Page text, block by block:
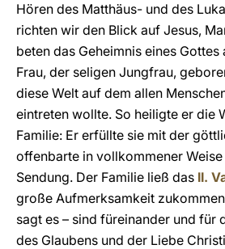
Hören des Matthäus- und des
richten wir den Blick auf Jesus,
beten das Geheimnis eines Gottes
Frau, der seligen Jungfrau,
diese Welt auf dem allen
eintreten wollte. So heiligte er die
Familie: Er erfüllte sie mit der
offenbarte in vollkommener
Sendung. Der Familie ließ das II.
große Aufmerksamkeit
sagt es – sind füreinander und für
des Glaubens und der Liebe